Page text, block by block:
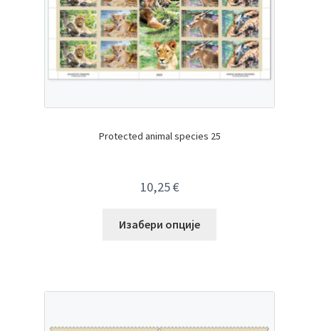
Protected animal species 25
10,25€
Изабери опције